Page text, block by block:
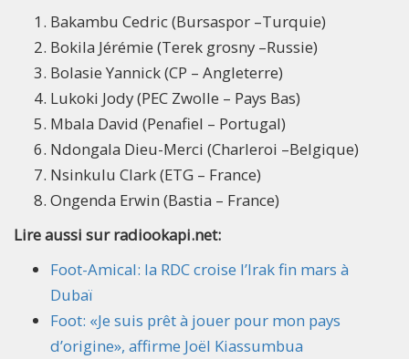
Bakambu Cedric (Bursaspor –Turquie)
Bokila Jérémie (Terek grosny –Russie)
Bolasie Yannick (CP – Angleterre)
Lukoki Jody (PEC Zwolle – Pays Bas)
Mbala David (Penafiel – Portugal)
Ndongala Dieu-Merci (Charleroi –Belgique)
Nsinkulu Clark (ETG – France)
Ongenda Erwin (Bastia – France)
Lire aussi sur radiookapi.net:
Foot-Amical: la RDC croise l’Irak fin mars à
Dubaï
Foot: «Je suis prêt à jouer pour mon pays
d’origine», affirme Joël Kiassumbua